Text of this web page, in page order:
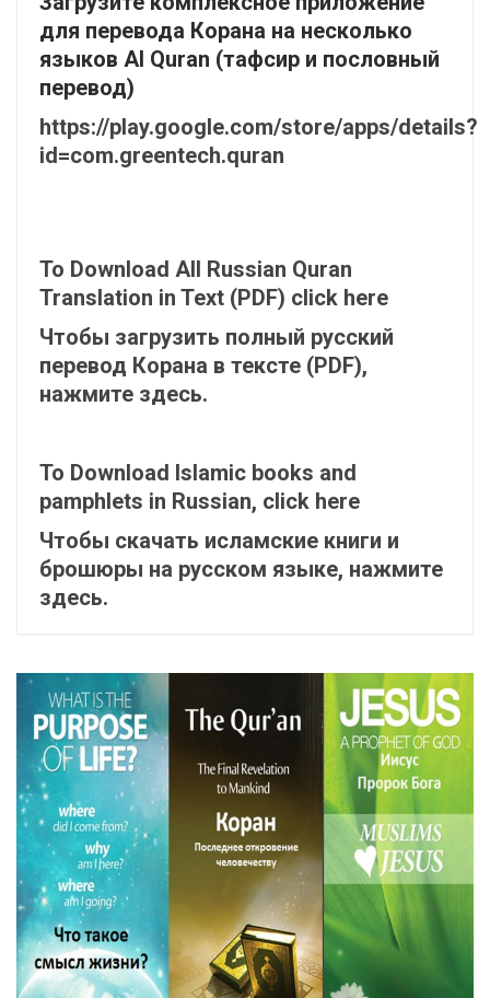
для перевода Корана на несколько
языков Al Quran (тафсир и пословный
перевод)
https://play.google.com/store/apps/details?
id=com.greentech.quran
To Download All Russian Quran
Translation in Text (PDF) click here
Чтобы загрузить полный русский
перевод Корана в тексте (PDF),
нажмите здесь.
To Download Islamic books and
pamphlets in Russian, click here
Чтобы скачать исламские книги и
брошюры на русском языке, нажмите
здесь.